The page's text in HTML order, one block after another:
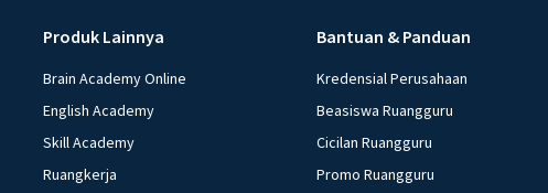
Produk Lainnya
Brain Academy Online
English Academy
Skill Academy
Ruangkerja
Bantuan & Panduan
Kredensial Perusahaan
Beasiswa Ruangguru
Cicilan Ruangguru
Promo Ruangguru